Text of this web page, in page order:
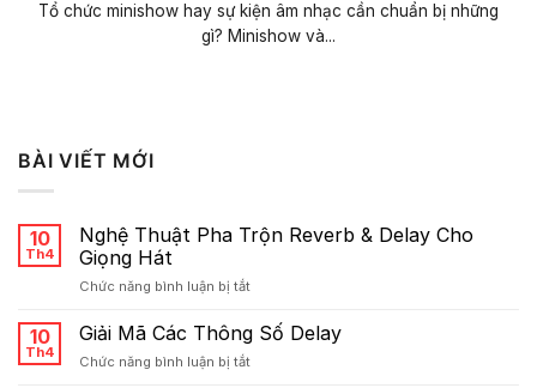
Tổ chức minishow hay sự kiện âm nhạc cần chuẩn bị những
gì? Minishow và...
BÀI VIẾT MỚI
10
Th4
Nghệ Thuật Pha Trộn Reverb & Delay Cho
Giọng Hát
Chức năng bình luận bị tắtở
Thuật
Pha
Trộn
10
Th4
Giải Mã Các Thông Số Delay
Chức năng bình luận bị tắtở